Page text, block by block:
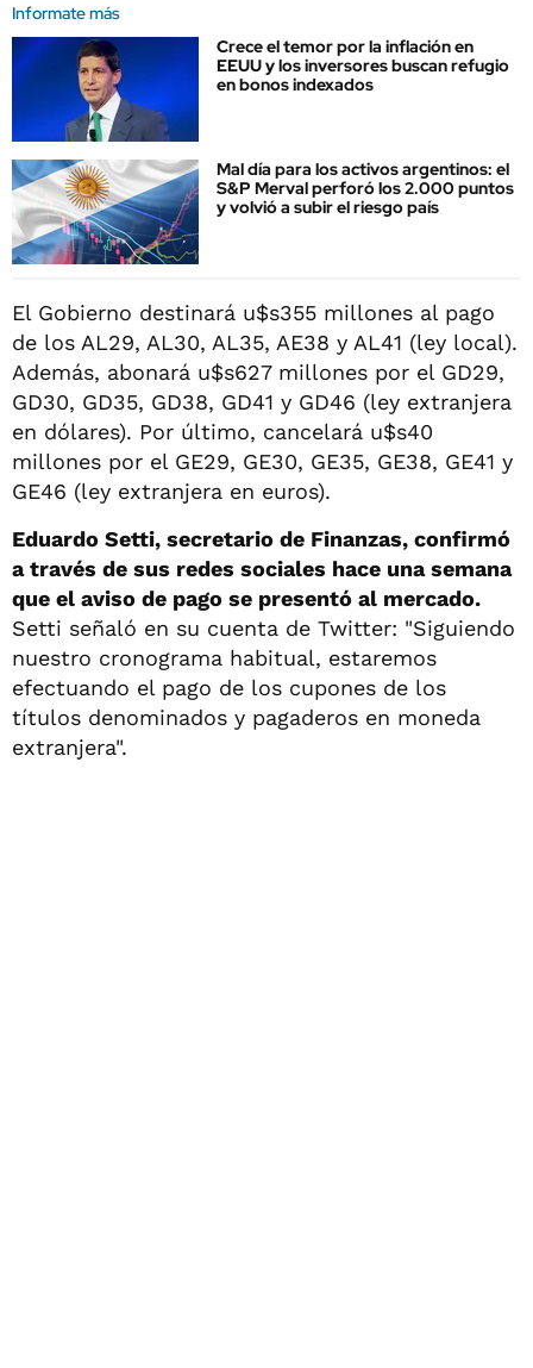
Informate más
Crece el temor por la inflación en
EEUU y los inversores buscan refugio
en bonos indexados
Mal día para los activos argentinos: el
S&P Merval perforó los 2.000 puntos
y volvió a subir el riesgo país
El Gobierno destinará u$s355 millones al pago
de los AL29, AL30, AL35, AE38 y AL41 (ley local).
Además, abonará u$s627 millones por el GD29,
GD30, GD35, GD38, GD41 y GD46 (ley extranjera
en dólares). Por último, cancelará u$s40
millones por el GE29, GE30, GE35, GE38, GE41 y
GE46 (ley extranjera en euros).
Eduardo Setti, secretario de Finanzas, confirmó
a través de sus redes sociales hace una semana
que el aviso de pago se presentó al mercado.
Setti señaló en su cuenta de Twitter: "Siguiendo
nuestro cronograma habitual, estaremos
efectuando el pago de los cupones de los
títulos denominados y pagaderos en moneda
extranjera".